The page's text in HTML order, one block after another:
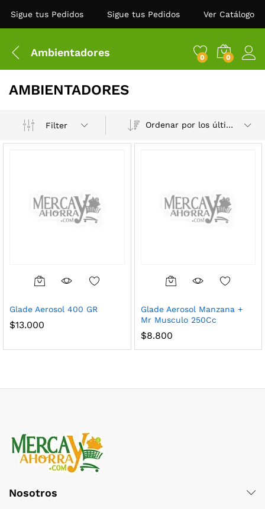
Sigue tus Pedidos Sigue tus Pedidos Ver Catálogo
Ambientadores 0 0
AMBIENTADORES
Filter Ordenar por los últimos
Glade Aerosol 400 GR
$13.000
Glade Aerosol Manzana +
Mr Musculo 250Cc
$8.800
Nosotros